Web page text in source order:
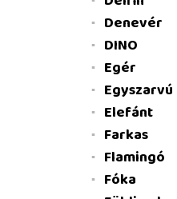
Denevér
DINO
Egér
Egyszarvú
Elefánt
Farkas
Flamingó
Fóka